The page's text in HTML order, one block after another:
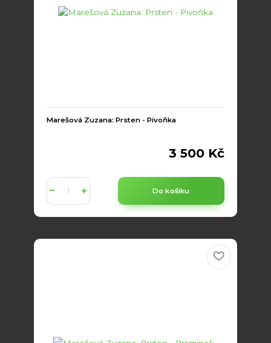
Marešová Zuzana: Prsten - Pivoňka
3 500 Kč
Do košíku